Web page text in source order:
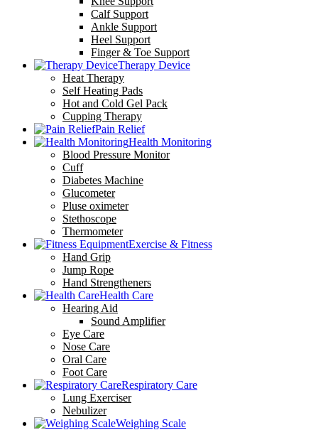
Calf Support
Ankle Support
Heel Support
Finger & Toe Support
Therapy Device
Heat Therapy
Self Heating Pads
Hot and Cold Gel Pack
Cupping Therapy
Pain Relief
Health Monitoring
Blood Pressure Monitor
Cuff
Diabetes Machine
Glucometer
Pluse oximeter
Stethoscope
Thermometer
Exercise & Fitness
Hand Grip
Jump Rope
Hand Strengtheners
Health Care
Hearing Aid
Sound Amplifier
Eye Care
Nose Care
Oral Care
Foot Care
Respiratory Care
Lung Exerciser
Nebulizer
Weighing Scale